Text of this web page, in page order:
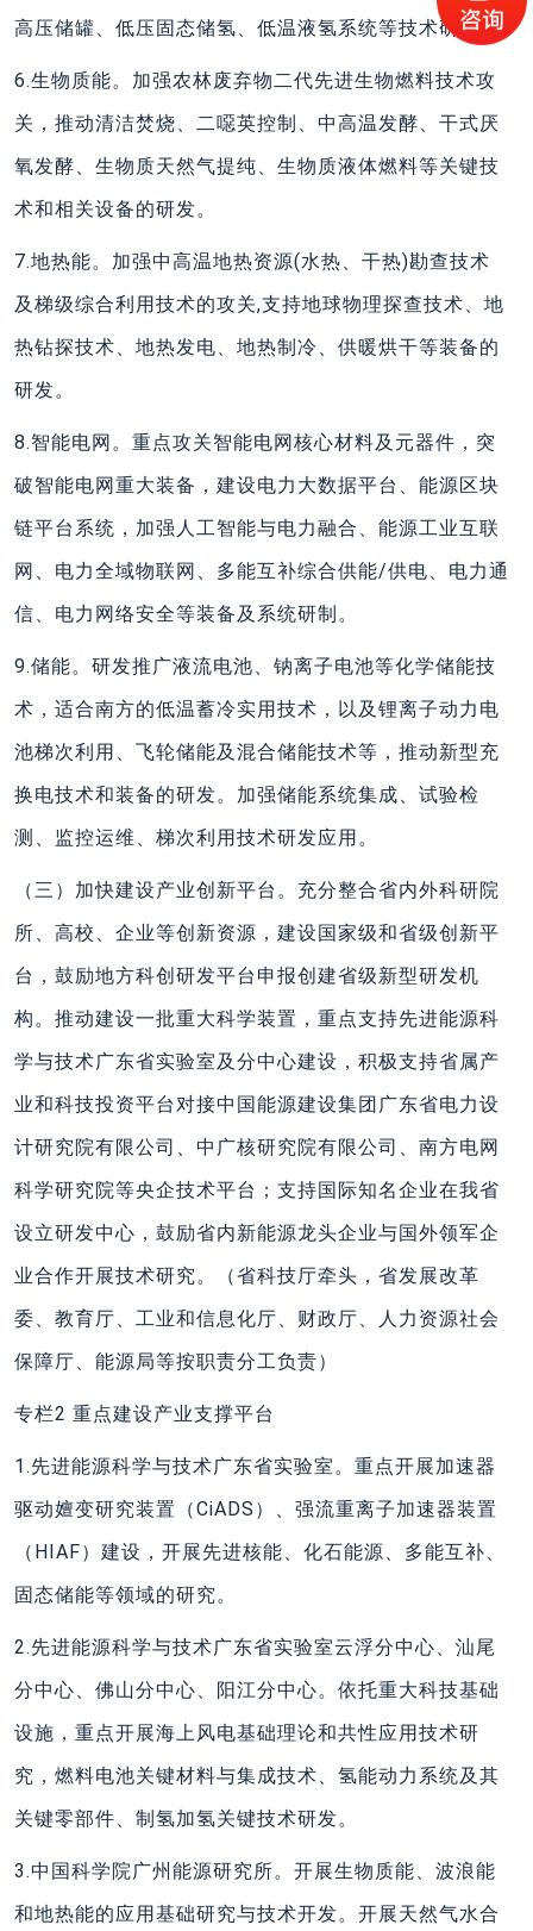
高压储罐、低压固态储氢、低温液氢系统等技术研发。
6.生物质能。加强农林废弃物二代先进生物燃料技术攻
关，推动清洁焚烧、二噁英控制、中高温发酵、干式厌
氧发酵、生物质天然气提纯、生物质液体燃料等关键技
术和相关设备的研发。
7.地热能。加强中高温地热资源(水热、干热)勘查技术
及梯级综合利用技术的攻关,支持地球物理探查技术、地
热钻探技术、地热发电、地热制冷、供暖烘干等装备的
研发。
8.智能电网。重点攻关智能电网核心材料及元器件，突
破智能电网重大装备，建设电力大数据平台、能源区块
链平台系统，加强人工智能与电力融合、能源工业互联
网、电力全域物联网、多能互补综合供能/供电、电力通
信、电力网络安全等装备及系统研制。
9.储能。研发推广液流电池、钠离子电池等化学储能技
术，适合南方的低温蓄冷实用技术，以及锂离子动力电
池梯次利用、飞轮储能及混合储能技术等，推动新型充
换电技术和装备的研发。加强储能系统集成、试验检
测、监控运维、梯次利用技术研发应用。
（三）加快建设产业创新平台。充分整合省内外科研院
所、高校、企业等创新资源，建设国家级和省级创新平
台，鼓励地方科创研发平台申报创建省级新型研发机
构。推动建设一批重大科学装置，重点支持先进能源科
学与技术广东省实验室及分中心建设，积极支持省属产
业和科技投资平台对接中国能源建设集团广东省电力设
计研究院有限公司、中广核研究院有限公司、南方电网
科学研究院等央企技术平台；支持国际知名企业在我省
设立研发中心，鼓励省内新能源龙头企业与国外领军企
业合作开展技术研究。（省科技厅牵头，省发展改革
委、教育厅、工业和信息化厅、财政厅、人力资源社会
保障厅、能源局等按职责分工负责）
专栏2 重点建设产业支撑平台
1.先进能源科学与技术广东省实验室。重点开展加速器
驱动嬗变研究装置（CiADS）、强流重离子加速器装置
（HIAF）建设，开展先进核能、化石能源、多能互补、
固态储能等领域的研究。
2.先进能源科学与技术广东省实验室云浮分中心、汕尾
分中心、佛山分中心、阳江分中心。依托重大科技基础
设施，重点开展海上风电基础理论和共性应用技术研
究，燃料电池关键材料与集成技术、氢能动力系统及其
关键零部件、制氢加氢关键技术研发。
3.中国科学院广州能源研究所。开展生物质能、波浪能
和地热能的应用基础研究与技术开发。开展天然气水合